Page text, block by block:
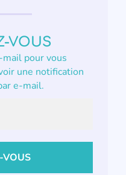
VOUS
pour vous
une notification
e-mail.